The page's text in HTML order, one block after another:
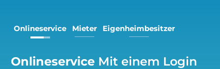
Onlineservice Mieter Eigenheimbesitzer
Onlineservice Mit einem Login